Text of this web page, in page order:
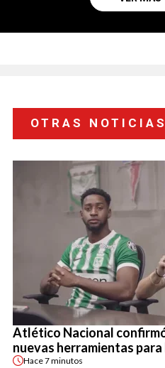
OTRAS NOTICIAS
Atlético Nacional
nuevas herramientas para
Hace7 minutos